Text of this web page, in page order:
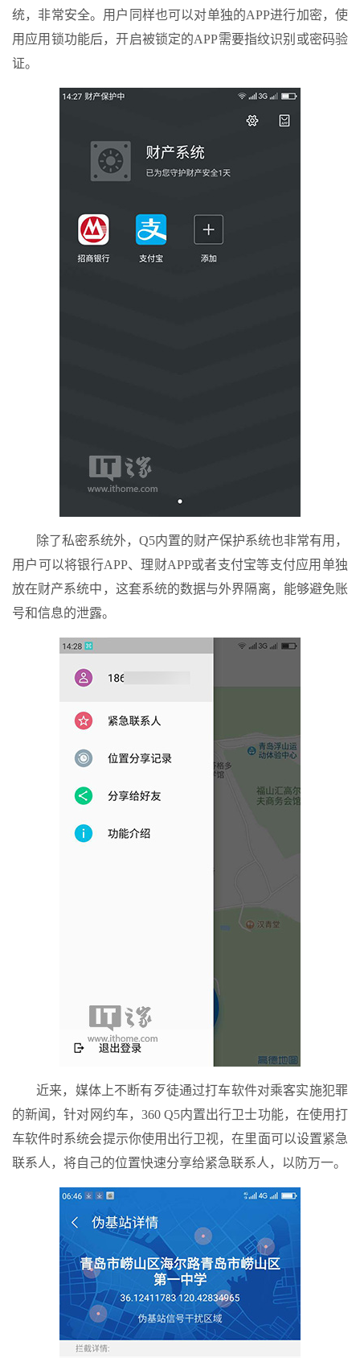
统，非常安全。用户同样也可以对单独的APP进行加密，使
用应用锁功能后，开启被锁定的APP需要指纹识别或密码验
证。
除了私密系统外，Q5内置的财产保护系统也非常有用，
用户可以将银行APP、理财APP或者支付宝等支付应用单独
放在财产系统中，这套系统的数据与外界隔离，能够避免账
号和信息的泄露。
近来，媒体上不断有歹徒通过打车软件对乘客实施犯罪
的新闻，针对网约车，360 Q5内置出行卫士功能，在使用打
车软件时系统会提示你使用出行卫视，在里面可以设置紧急
联系人，将自己的位置快速分享给紧急联系人，以防万一。